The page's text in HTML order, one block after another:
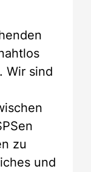
Wir sind
zu
und